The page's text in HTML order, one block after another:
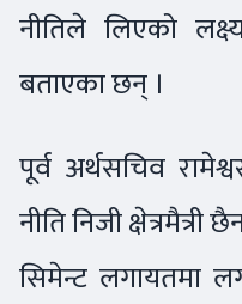
नीतिले लिएको
बताएका छन् ।
पूर्व अर्थसचिव
नीति निजी क्षेत्रमैत्री
सिमेन्ट लगायतमा